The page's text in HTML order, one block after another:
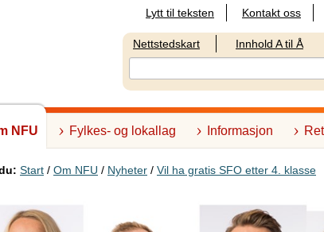
Lytt til teksten Kontakt oss
Nettstedskart Innhold A til Å
NFU Fylkes- og lokallag Informasjon
Start / Om NFU / Nyheter / Vil ha gratis SFO etter 4. klasse